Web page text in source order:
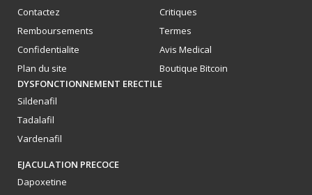
Contactez
Critiques
Remboursements
Termes
Confidentialite
Avis Medical
Plan du site
Boutique Bitcoin
DYSFONCTIONNEMENT ERECTILE
Sildenafil
Tadalafil
Vardenafil
EJACULATION PRECOCE
Dapoxetine